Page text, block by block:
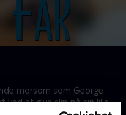
morsom som George
ved at give slip på sin lille